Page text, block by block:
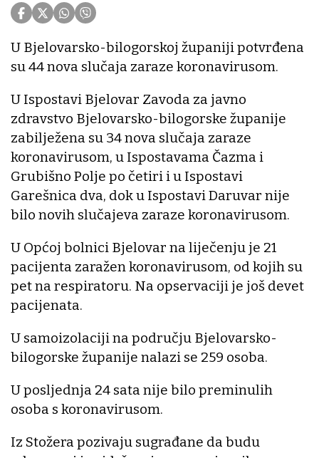
U Bjelovarsko-bilogorskoj županiji potvrđena
su 44 nova slučaja zaraze koronavirusom.
U Ispostavi Bjelovar Zavoda za javno
zdravstvo Bjelovarsko-bilogorske županije
zabilježena su 34 nova slučaja zaraze
koronavirusom, u Ispostavama Čazma i
Grubišno Polje po četiri i u Ispostavi
Garešnica dva, dok u Ispostavi Daruvar nije
bilo novih slučajeva zaraze koronavirusom.
U Općoj bolnici Bjelovar na liječenju je 21
pacijenta zaražen koronavirusom, od kojih su
pet na respiratoru. Na opservaciji je još devet
pacijenata.
U samoizolaciji na području Bjelovarsko-
bilogorske županije nalazi se 259 osoba.
U posljednja 24 sata nije bilo preminulih
osoba s koronavirusom.
Iz Stožera pozivaju sugrađane da budu